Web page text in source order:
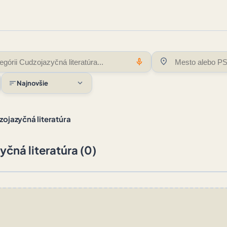
mic location_on
sortNajnovšie expand_more
literatúra
literatúra (0)